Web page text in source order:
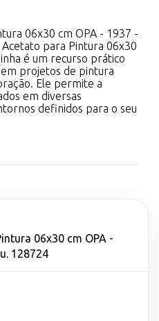
06x30 cm OPA - 1937 -
para Pintura 06x30
é um recurso prático
projetos de pintura
Ele permite a
em diversas
definidos para o seu
06x30 cm OPA -
128724